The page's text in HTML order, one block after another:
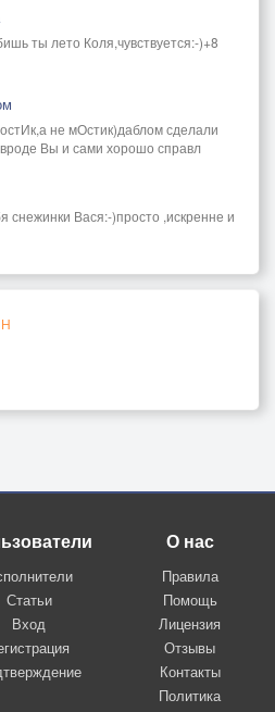
ты лето Коля,чувствуется:-)+8
не мОстик)даблом сделали
вроде Вы и сами хорошо справл
снежинки Вася:-)просто ,искренне и
Статьи
Вход
О нас
Правила
Помощь
Лицензия
Отзывы
Контакты
Политика